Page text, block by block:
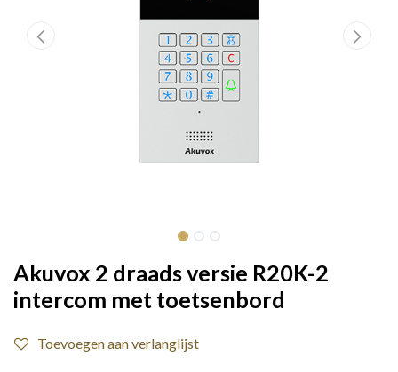
Akuvox 2 draads versie R20K-2
intercom met toetsenbord
Toevoegen aan verlanglijst